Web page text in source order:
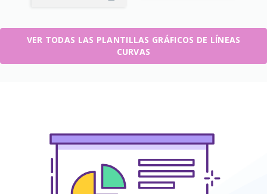
VER TODAS LAS PLANTILLAS GRÁFICOS DE LÍNEAS
CURVAS